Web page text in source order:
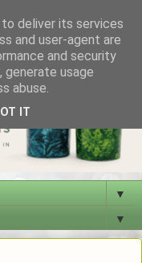
▼
▼
deliver its services
and user-agent are
and security
usage
abuse.
IT